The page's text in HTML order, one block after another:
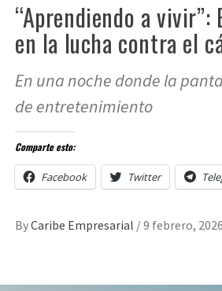
“Aprendiendo a
en la lucha contra el
En una noche donde la
de entretenimiento
Comparte esto:
Facebook Twitter
ByCaribe Empresarial /9 febrero, 2026